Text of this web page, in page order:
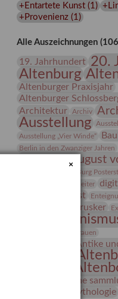
+Entartete Kunst(1 )
+Provenienz(1 )
Alle Auszeichnungen
19. Jahrhundert 20.
Altenburg
Altenburger Praxisjahr
Altenburger
Architektur Archiv
Ausstellung
Ausstellung „Vier Winde“
Berlin in den Zwanziger Jahren
Bernhard August
Burg
Der Blaue Reiter
Entartete Kunst
estrusker
frauen
Frauen in der Antike
Gerhard-
Gerhard
grafische
griechische Mythologie
×